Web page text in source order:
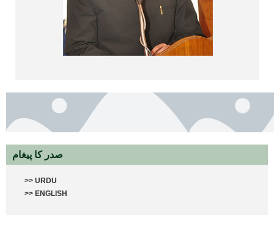
صدر کا پیغام
>> URDU
>> ENGLISH